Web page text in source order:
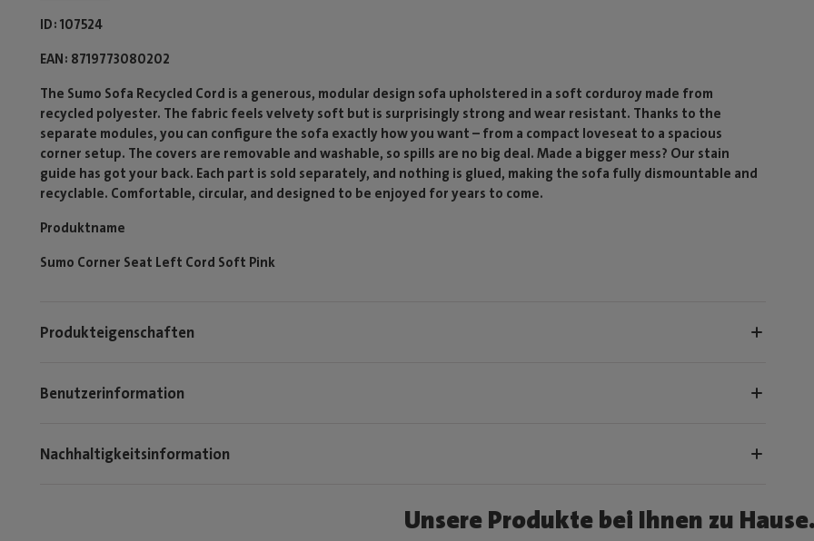
ID 107524
EAN 8719773080202
The Sumo Sofa Recycled Cord is a generous, modular design sofa upholstered in a soft corduroy made from
recycled polyester. The fabric feels velvety soft but is surprisingly strong and wear resistant. Thanks to the
separate modules, you can configure the sofa exactly how you want – from a compact loveseat to a spacious
corner setup. The covers are removable and washable, so spills are no big deal. Made a bigger mess? Our stain
guide has got your back. Each part is sold separately, and nothing is glued, making the sofa fully dismountable and
recyclable. Comfortable, circular, and designed to be enjoyed for years to come.
Produktname
Sumo Corner Seat Left Cord Soft Pink
Produkteigenschaften
Benutzerinformation
Nachhaltigkeitsinformation
Unsere Produkte bei Ihnen zu Hause.